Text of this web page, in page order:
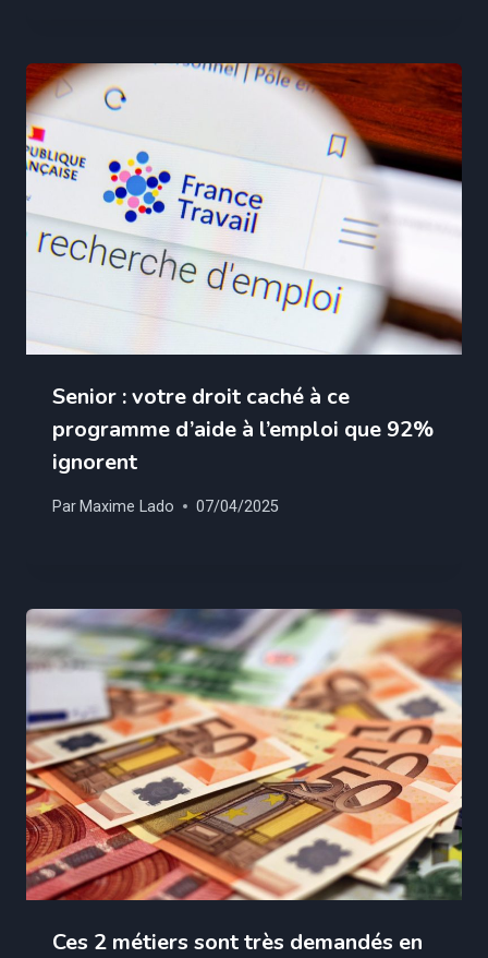
Senior : votre droit caché à ce
programme d’aide à l’emploi que 92%
ignorent
Par Maxime Lado 07/04/2025
Ces 2 métiers sont très demandés en